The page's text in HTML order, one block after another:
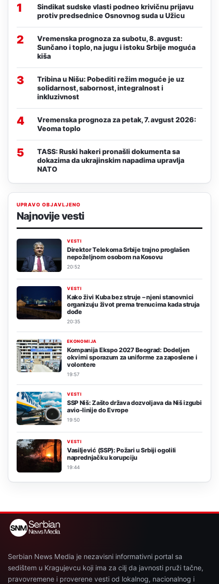
1
Sindikat sudske vlasti podneo krivičnu prijavu
protiv predsednice Osnovnog suda u Užicu
2
Vremenska prognoza za subotu, 8. avgust:
Sunčano i toplo, na jugu i istoku Srbije moguća
kiša
3
Tribina u Nišu: Pobediti režim moguće je uz
solidarnost, sabornost, integralnost i
inkluzivnost
4
Vremenska prognoza za petak, 7. avgust 2026:
Veoma toplo
5
TASS: Ruski hakeri pronašli dokumenta sa
dokazima da ukrajinskim napadima upravlja
NATO
UPRAVO OBJAVLJENO
Najnovije vesti
VESTI
Direktor Telekoma Srbije trajno proglašen
nepoželjnom osobom na Kosovu
20:52
VESTI
Kako živi Kuba bez struje – njeni stanovnici
organizuju život prema trenucima kada struja
dođe
20:35
EKONOMIJA
Kompanija Ekspo 2027 Beograd: Dodeljen
okvirni sporazum za uniforme za zaposlene i
volontere
19:57
VESTI
SSP Niš: Zašto država dozvoljava da Niš izgubi
avio-linije do Evrope
19:50
VESTI
Vasiljević (SSP): Požari u Srbiji ogolili
naprednjačku korupciju
19:44
Serbian News Media je nezavisni informativni portal sa
sedištem u Kragujevcu koji ima za cilj da javnosti pruži tačne,
pravovremene i proverene vesti od lokalnog, nacionalnog i